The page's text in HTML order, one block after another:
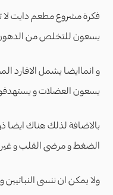
فكرة مشروع مطعم دايت
يسعون للتخلص من الدهون
و انماايضا يشمل الافارد
يسعون العضلات و
بالاضافة لذلك هناك ايضا
الضغط و مرضى القلب و
ولا يمكن ان ننسى